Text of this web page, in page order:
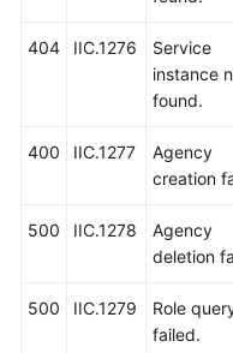
404 IIC.1276
Service
instance
found.
400 IIC.1277
Agency
creation
500 IIC.1278
Agency
deletion
500 IIC.1279
Role
failed.